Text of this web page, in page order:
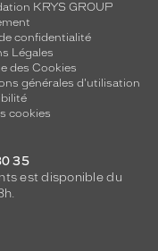
KRYS GROUP
confidentialité
Légales
des Cookies
générales d'utilisation
cookies
35
est disponible du